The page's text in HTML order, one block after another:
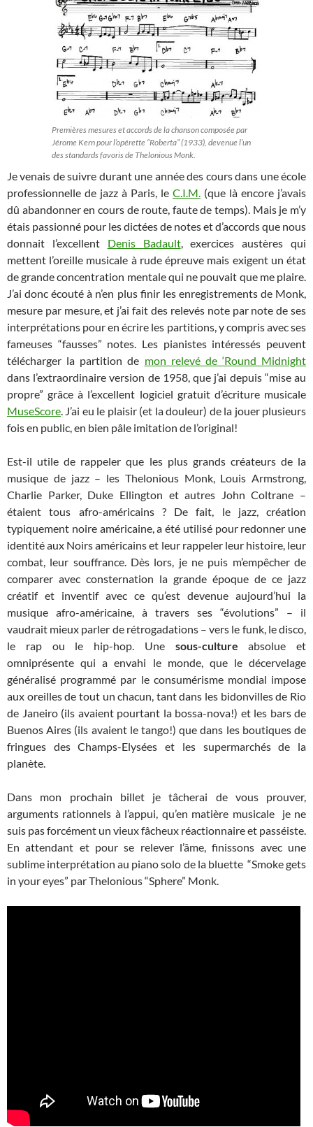
Premières mesures et accords de la chanson composée par
Jérome Kern pour l’opérette “Roberta” (1933), devenue l’un
des standards favoris de Thelonious Monk.
Je venais de suivre durant une année des cours dans une école
professionnelle de jazz à Paris, le C.I.M. (que là encore j’avais
dû abandonner en cours de route, faute de temps). Mais je m’y
étais passionné pour les dictées de notes et d’accords que nous
donnait l’excellent Denis Badault, exercices austères qui
mettent l’oreille musicale à rude épreuve mais exigent un état
de grande concentration mentale qui ne pouvait que me plaire.
J’ai donc écouté à n’en plus finir les enregistrements de Monk,
mesure par mesure, et j’ai fait des relevés note par note de ses
interprétations pour en écrire les partitions, y compris avec ses
fameuses “fausses” notes. Les pianistes intéressés peuvent
télécharger la partition de mon relevé de ‘Round Midnight
dans l’extraordinaire version de 1958, que j’ai depuis “mise au
propre” grâce à l’excellent logiciel gratuit d’écriture musicale
MuseScore. J’ai eu le plaisir (et la douleur) de la jouer plusieurs
fois en public, en bien pâle imitation de l’original!
Est-il utile de rappeler que les plus grands créateurs de la
musique de jazz – les Thelonious Monk, Louis Armstrong,
Charlie Parker, Duke Ellington et autres John Coltrane –
étaient tous afro-américains ? De fait, le jazz, création
typiquement noire américaine, a été utilisé pour redonner une
identité aux Noirs américains et leur rappeler leur histoire, leur
combat, leur souffrance. Dès lors, je ne puis m’empêcher de
comparer avec consternation la grande époque de ce jazz
créatif et inventif avec ce qu’est devenue aujourd’hui la
musique afro-américaine, à travers ses “évolutions” – il
vaudrait mieux parler de rétrogadations – vers le funk, le disco,
le rap ou le hip-hop. Une sous-culture absolue et
omniprésente qui a envahi le monde, que le décervelage
généralisé programmé par le consumérisme mondial impose
aux oreilles de tout un chacun, tant dans les bidonvilles de Rio
de Janeiro (ils avaient pourtant la bossa-nova!) et les bars de
Buenos Aires (ils avaient le tango!) que dans les boutiques de
fringues des Champs-Elysées et les supermarchés de la
planète.
Dans mon prochain billet je tâcherai de vous prouver,
arguments rationnels à l’appui, qu’en matière musicale je ne
suis pas forcément un vieux fâcheux réactionnaire et passéiste.
En attendant et pour se relever l’âme, finissons avec une
sublime interprétation au piano solo de la bluette “Smoke gets
in your eyes” par Thelonious “Sphere” Monk.